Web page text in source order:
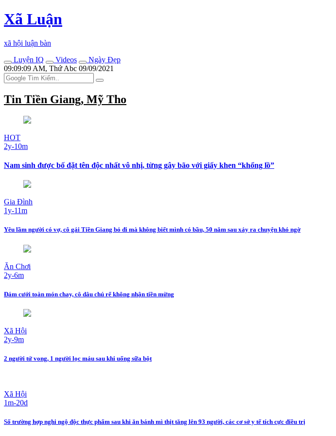
Xã Luận
xã hội luận bàn
Luyện IQ
Videos
Ngày Đẹp
09:09:09 AM, Thứ Abc 09/09/2021
Tin Tiền Giang, Mỹ Tho
HOT
2y-10m
Nam sinh được bố đặt tên độc nhất vô nhị, từng gây bão với giấy khen “khổng lồ”
Gia Đình
1y-11m
Yêu lầm người có vợ, cô gái Tiền Giang bỏ đi mà không biết mình có bầu, 50 năm sau xảy ra chuyện khó ngờ
Ăn Chơi
2y-6m
Đám cưới toàn món chay, cô dâu chú rể không nhận tiền mừng
Xã Hội
2y-9m
2 người tử vong, 1 người lọc máu sau khi uống sữa bột
Xã Hội
1m-20d
Số trường hợp nghi ngộ độc thực phẩm sau khi ăn bánh mì thịt tăng lên 93 người, các cơ sở y tế tích cực điều trị